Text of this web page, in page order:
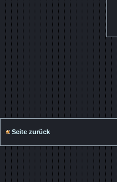
Seite zurück